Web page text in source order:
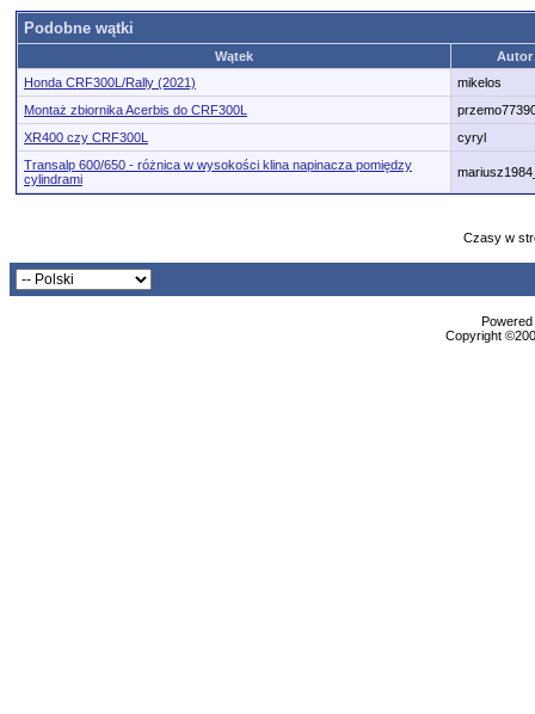
Podobne wątki
Wątek
Autor
Honda CRF300L/Rally (2021)
mikelos
Montaż zbiornika Acerbis do CRF300L
XR400 czy CRF300L
cyryl
Transalp 600/650 - różnica w wysokości klina napinacza pomiędzy
cylindrami
Czasy w
Copyright